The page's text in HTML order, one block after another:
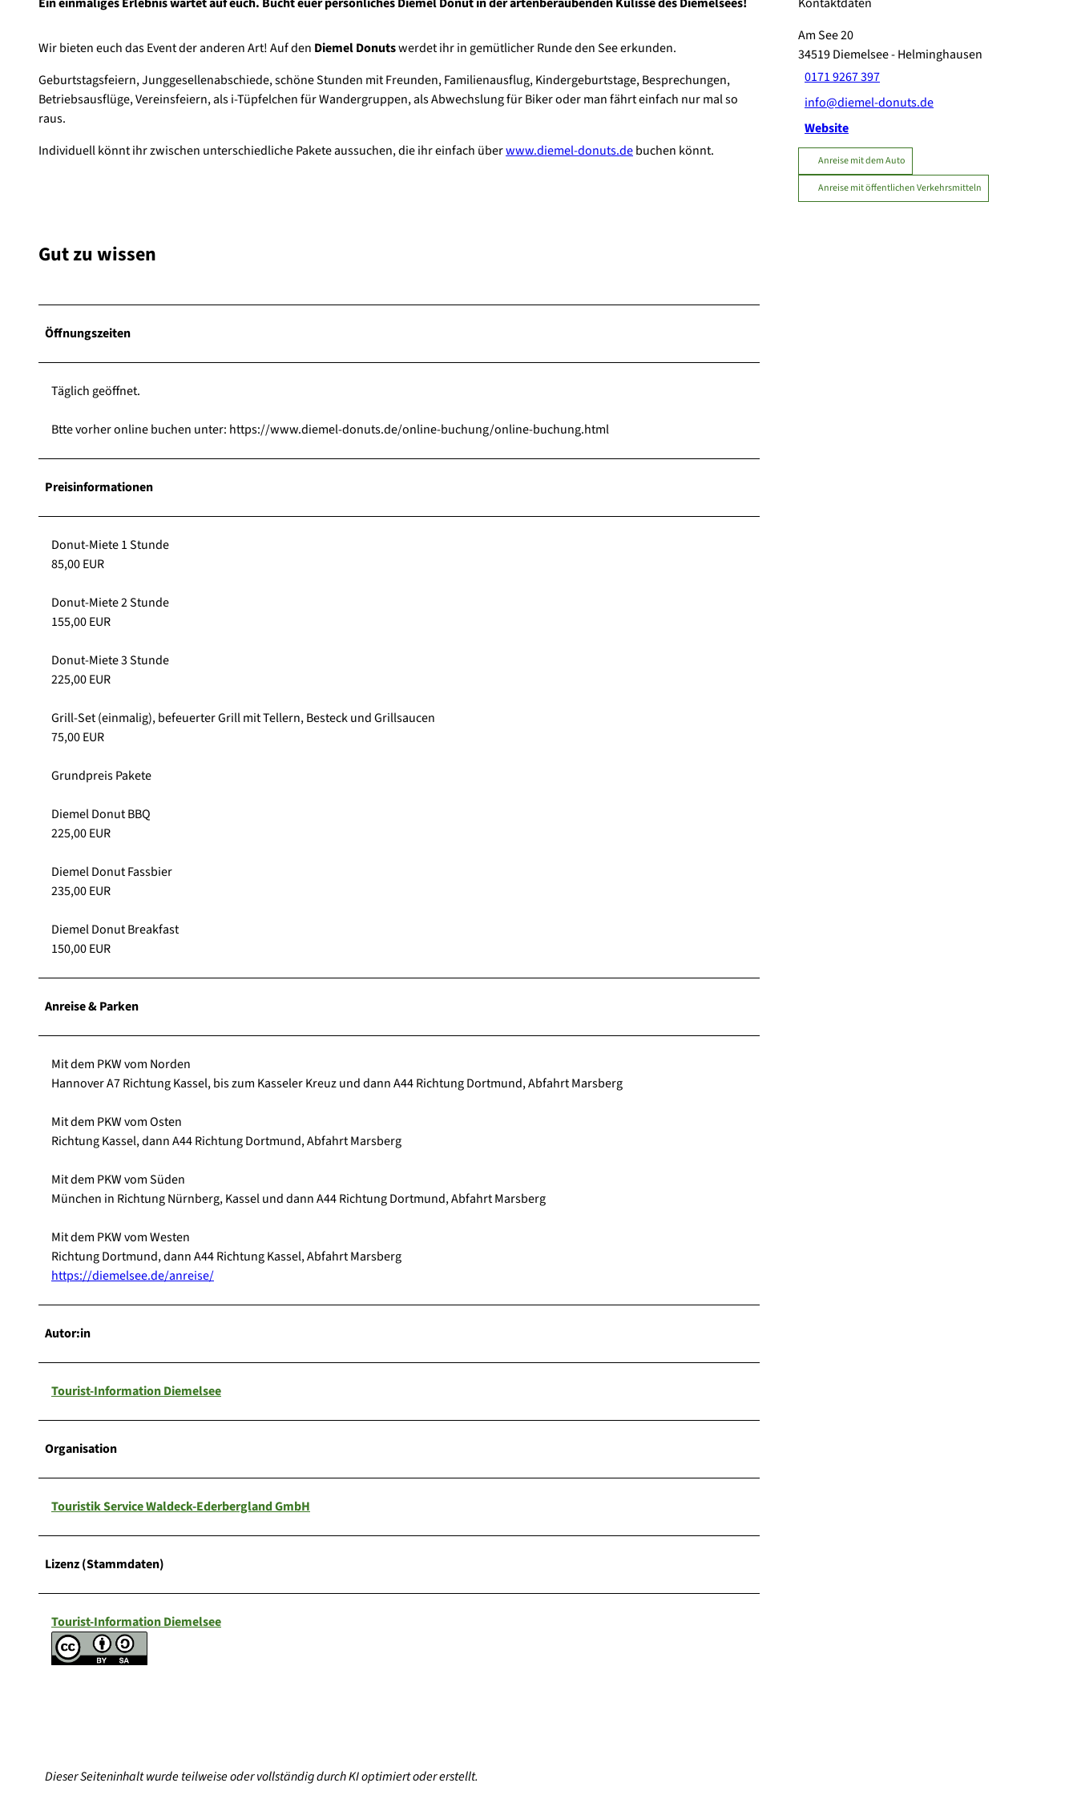
Wir bieten euch das Event der anderen Art! Auf den Diemel Donutswerdet ihr in gemütlicher Runde den See erkunden.
Geburtstagsfeiern, Junggesellenabschiede, schöne Stunden mit Freunden, Familienausflug, Kindergeburtstage, Besprechungen,
Betriebsausflüge, Vereinsfeiern, als i-Tüpfelchen für Wandergruppen, als Abwechslung für Biker oder man fährt einfach nur mal so
raus.
Individuell könnt ihr zwischen unterschiedliche Pakete aussuchen, die ihr einfach überwww.diemel-donuts.debuchen könnt.
Gut zu wissen
Öffnungszeiten
Täglich geöffnet.
Btte vorher online buchen unter: https://www.diemel-donuts.de/online-buchung/online-buchung.html
Preisinformationen
Donut-Miete 1 Stunde
85,00 EUR
Donut-Miete 2 Stunde
155,00 EUR
Donut-Miete 3 Stunde
225,00 EUR
Grill-Set (einmalig), befeuerter Grill mit Tellern, Besteck und Grillsaucen
75,00 EUR
Grundpreis Pakete
Diemel Donut BBQ
225,00 EUR
Diemel Donut Fassbier
235,00 EUR
Diemel Donut Breakfast
150,00 EUR
Anreise & Parken
Mit dem PKW vom Norden
Hannover A7 Richtung Kassel, bis zum Kasseler Kreuz und dann A44 Richtung Dortmund, Abfahrt Marsberg
Mit dem PKW vom Osten
Richtung Kassel, dann A44 Richtung Dortmund, Abfahrt Marsberg
Mit dem PKW vom Süden
München in Richtung Nürnberg, Kassel und dann A44 Richtung Dortmund, Abfahrt Marsberg
Mit dem PKW vom Westen
Richtung Dortmund, dann A44 Richtung Kassel, Abfahrt Marsberg
https://diemelsee.de/anreise/
Autor:in
Tourist-Information Diemelsee
Organisation
Touristik Service Waldeck-Ederbergland GmbH
Lizenz (Stammdaten)
Tourist-Information Diemelsee
Dieser Seiteninhalt wurde teilweise oder vollständig durch KI optimiert oder erstellt.
Am See 20
34519Diemelsee- Helminghausen
0171 9267 397
info@diemel-donuts.de
Website
Anreise mit dem Auto
Anreise mit öffentlichen Verkehrsmitteln